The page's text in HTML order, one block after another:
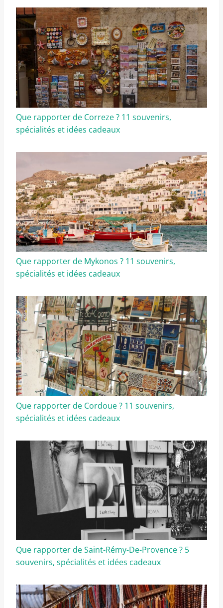
Que rapporter de Correze ? 11 souvenirs,
spécialités et idées cadeaux
Que rapporter de Mykonos ? 11 souvenirs,
spécialités et idées cadeaux
Que rapporter de Cordoue ? 11 souvenirs,
spécialités et idées cadeaux
Que rapporter de Saint-Rémy-De-Provence ? 5
souvenirs, spécialités et idées cadeaux